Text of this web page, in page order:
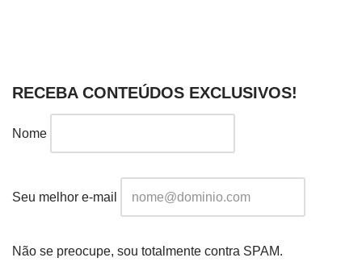
RECEBA CONTEÚDOS EXCLUSIVOS!
Nome
Seu melhor e-mail
Não se preocupe, sou totalmente contra SPAM.